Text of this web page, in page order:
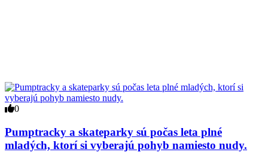
0
Pumptracky a skateparky sú počas leta plné
mladých, ktorí si vyberajú pohyb namiesto nudy.